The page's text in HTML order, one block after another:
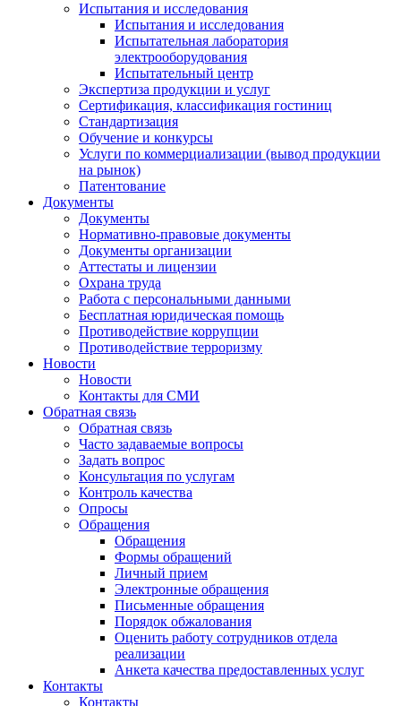
Испытания и исследования
Испытания и исследования
Испытательная лаборатория
электрооборудования
Испытательный центр
Экспертиза продукции и услуг
Сертификация, классификация гостиниц
Стандартизация
Обучение и конкурсы
Услуги по коммерциализации (вывод продукции
на рынок)
Патентование
Документы
Документы
Нормативно-правовые документы
Документы организации
Аттестаты и лицензии
Охрана труда
Работа с персональными данными
Бесплатная юридическая помощь
Противодействие коррупции
Противодействие терроризму
Новости
Новости
Контакты для СМИ
Обратная связь
Обратная связь
Часто задаваемые вопросы
Задать вопрос
Консультация по услугам
Контроль качества
Опросы
Обращения
Обращения
Формы обращений
Личный прием
Электронные обращения
Письменные обращения
Порядок обжалования
Оценить работу сотрудников отдела
реализации
Анкета качества предоставленных услуг
Контакты
Контакты